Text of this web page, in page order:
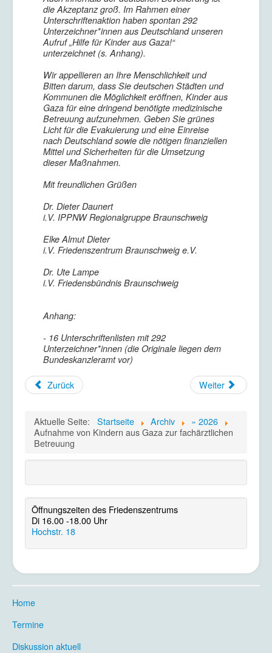
die Akzeptanz groß. Im Rahmen einer
Unterschriftenaktion haben spontan 292
Unterzeichner*innen aus Deutschland unseren
Aufruf „Hilfe für Kinder aus Gaza!“
unterzeichnet (s. Anhang).
Wir appellieren an Ihre Menschlichkeit und
Bitten darum, dass Sie deutschen Städten und
Kommunen die Möglichkeit eröffnen, Kinder aus
Gaza für eine dringend benötigte medizinische
Betreuung aufzunehmen. Geben Sie grünes
Licht für die Evakuierung und eine Einreise
nach Deutschland sowie die nötigen finanziellen
Mittel und Sicherheiten für die Umsetzung
dieser Maßnahmen.
Mit freundlichen Grüßen
Dr. Dieter Daunert
i.V. IPPNW Regionalgruppe Braunschweig
Elke Almut Dieter
i.V. Friedenszentrum Braunschweig e.V.
Dr. Ute Lampe
i.V. Friedensbündnis Braunschweig
Anhang:
- 16 Unterschriftenlisten mit 292
Unterzeichner*innen (die Originale liegen dem
Bundeskanzleramt vor)
Zurück Weiter
Aktuelle Seite: Startseite Archiv
» 2026
Aufnahme von Kindern aus Gaza zur fachärztlichen
Betreuung
Öffnungszeiten des Friedenszentrums
Di 16.00 -18.00 Uhr
Hochstr. 18
Home
Termine
Diskussion aktuell